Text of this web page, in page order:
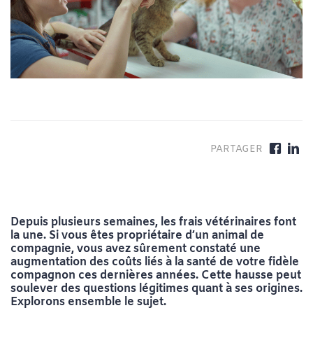
Depuis plusieurs semaines, les frais vétérinaires font
la une. Si vous êtes propriétaire d’un animal de
compagnie, vous avez sûrement constaté une
augmentation des coûts liés à la santé de votre fidèle
compagnon ces dernières années. Cette hausse peut
soulever des questions légitimes quant à ses origines.
Explorons ensemble le sujet.